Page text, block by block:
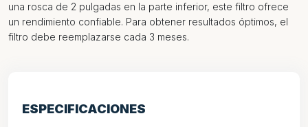
una rosca de 2 pulgadas en la parte inferior, este filtro ofrece
un rendimiento confiable. Para obtener resultados óptimos, el
filtro debe reemplazarse cada 3 meses.
ESPECIFICACIONES